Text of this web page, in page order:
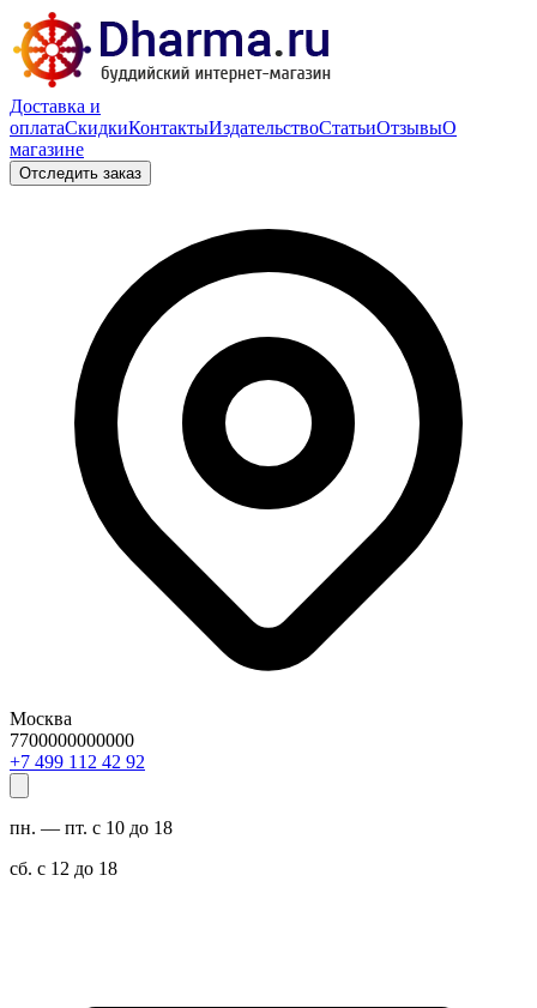
Доставка и
оплатаСкидкиКонтактыИздательствоСтатьиОтзывыО
магазине
Отследить заказ
Москва
7700000000000
29 24 211 994 7+
пн. — пт. с 10 до 18
сб. с 12 до 18